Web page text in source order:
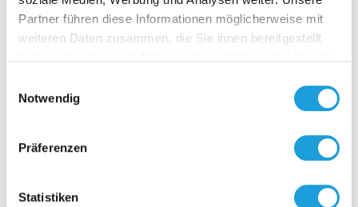
Partner führen diese Informationen möglicherweise mit
weiteren Daten zusammen, die Sie ihnen bereitgestellt
Notwendig
Präferenzen
Statistiken